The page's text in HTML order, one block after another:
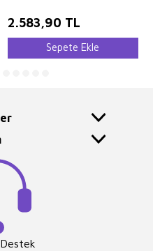
2.583,90 TL
Sepete Ekle